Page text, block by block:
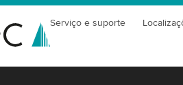
Serviço e suporte